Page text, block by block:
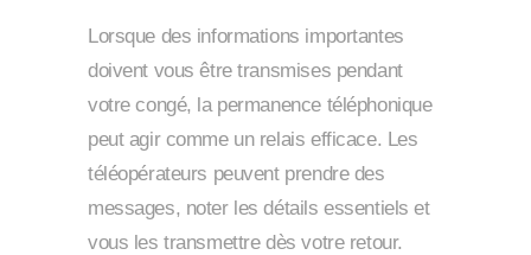
Lorsque des informations importantes
doivent vous être transmises pendant
votre congé, la permanence téléphonique
peut agir comme un relais efficace. Les
téléopérateurs peuvent prendre des
messages, noter les détails essentiels et
vous les transmettre dès votre retour.